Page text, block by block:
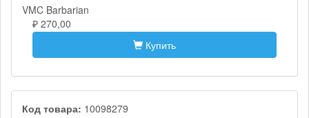
VMC Barbarian
₽ 270,00
Купить
Код товара: 10098279